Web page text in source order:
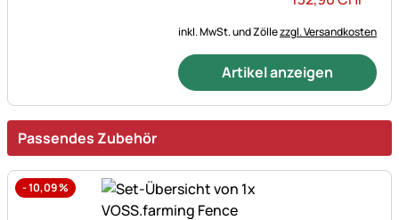
inkl. MwSt. und Zöllezzgl. Versandkosten
Artikel anzeigen
Passendes Zubehör
-10,09%